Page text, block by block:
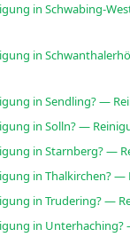
in Schwabing-
in
in Sendling? —
in Solln? —
in Starnberg? —
in Thalkirchen?
in Trudering? —
in